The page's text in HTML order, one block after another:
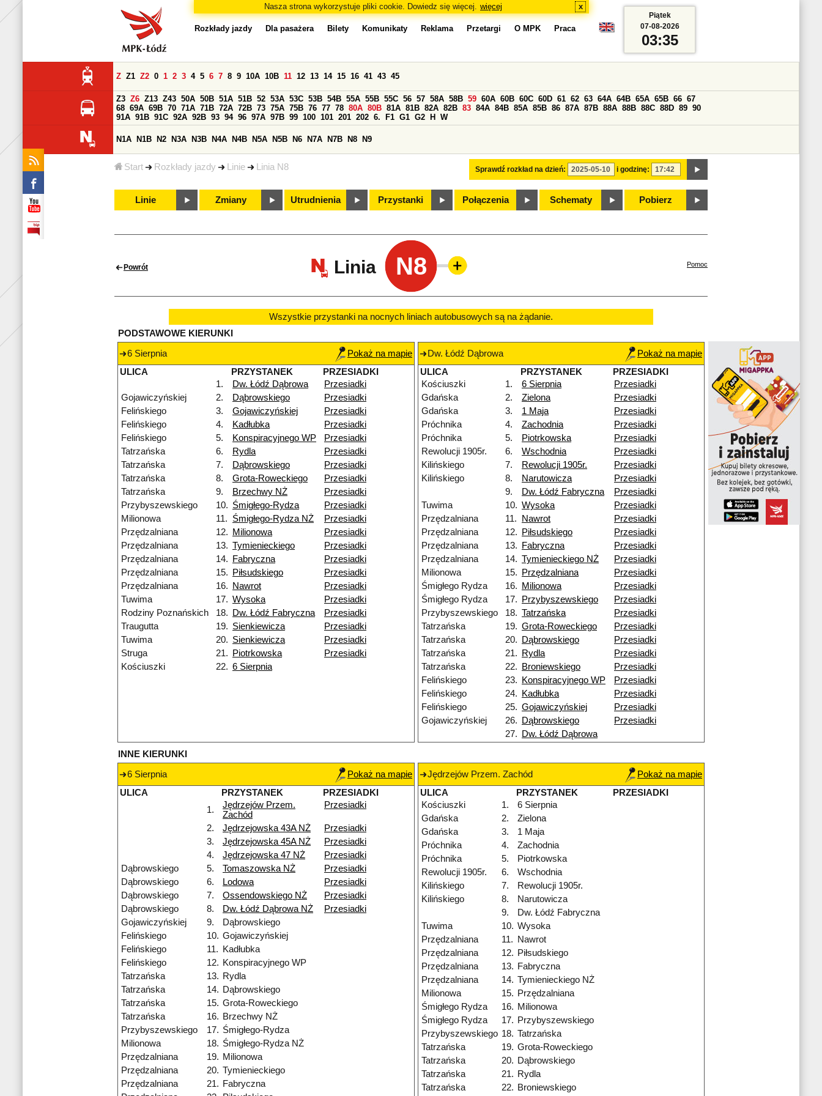
Nasza strona wykorzystuje pliki cookie. Dowiedz się więcej. więcej x
Start Rozkłady jazdy Linie Linia N8
Rozkłady jazdy Dla pasażera Bilety Komunikaty Reklama Przetargi O MPK Praca
Sprawdź rozkład na dzień: i godzinę:
Z Z1 Z2 0 1 2 3 4 5 6 7 8 9 10A 10B 11 12 13 14 15 16 41 43 45
Z3 Z6 Z13 Z43 50A 50B 51A 51B 52 53A 53C 53B 54B 55A 55B 55C 56 57 58A 58B 59 60A 60B 60C 60D 61 62 63 64A 64B 65A 65B 66 67
68 69A 69B 70 71A 71B 72A 72B 73 75A 75B 76 77 78 80A 80B 81A 81B 82A 82B 83 84A 84B 85A 85B 86 87A 87B 88A 88B 88C 88D 89 90
91A 91B 91C 92A 92B 93 94 96 97A 97B 99 100 101 201 202 6. F1 G1 G2 H W
N1A N1B N2 N3A N3B N4A N4B N5A N5B N6 N7A N7B N8 N9
Linie Zmiany Utrudnienia Przystanki Połączenia Schematy Pobierz
Piątek
07-08-2026
03:35
Powrót Linia N8 Pomoc
Wszystkie przystanki na nocnych liniach autobusowych są na żądanie.
PODSTAWOWE KIERUNKI
6 Sierpnia
Pokaż na mapie
ULICA
PRZYSTANEK
PRZESIADKI
1.
Dw. Łódź Dąbrowa
Przesiadki
Gojawiczyńskiej
2. Dąbrowskiego
Przesiadki
Felińskiego
3. Gojawiczyńskiej
Przesiadki
Felińskiego
4. Kadłubka
Przesiadki
Felińskiego
5. Konspiracyjnego WP
Przesiadki
Tatrzańska
6. Rydla
Przesiadki
Tatrzańska
7. Dąbrowskiego
Przesiadki
Tatrzańska
8. Grota-Roweckiego
Przesiadki
Tatrzańska
9. Brzechwy NŻ
Przesiadki
Przybyszewskiego
10. Śmigłego-Rydza
Przesiadki
Milionowa
11. Śmigłego-Rydza NŻ
Przesiadki
Przędzalniana
12. Milionowa
Przesiadki
Przędzalniana
13. Tymienieckiego
Przesiadki
Przędzalniana
14. Fabryczna
Przesiadki
Przędzalniana
15. Piłsudskiego
Przesiadki
Przędzalniana
16. Nawrot
Przesiadki
Tuwima
17. Wysoka
Przesiadki
Rodziny Poznańskich
18. Dw. Łódź Fabryczna
Przesiadki
Traugutta
19. Sienkiewicza
Przesiadki
Tuwima
20. Sienkiewicza
Przesiadki
Struga
21. Piotrkowska
Przesiadki
Kościuszki
22. 6 Sierpnia
Dw. Łódź Dąbrowa
Pokaż na mapie
ULICA
PRZYSTANEK
PRZESIADKI
Kościuszki
1. 6 Sierpnia
Przesiadki
Gdańska
2. Zielona
Przesiadki
Gdańska
3. 1 Maja
Przesiadki
Próchnika
4. Zachodnia
Przesiadki
Próchnika
5. Piotrkowska
Przesiadki
Rewolucji 1905r.
6. Wschodnia
Przesiadki
Kilińskiego
7. Rewolucji 1905r.
Przesiadki
Kilińskiego
8. Narutowicza
Przesiadki
9.
Dw. Łódź Fabryczna
Przesiadki
Tuwima
10. Wysoka
Przesiadki
Przędzalniana
11. Nawrot
Przesiadki
Przędzalniana
12. Piłsudskiego
Przesiadki
Przędzalniana
13. Fabryczna
Przesiadki
Przędzalniana
14. Tymienieckiego NŻ
Przesiadki
Milionowa
15. Przędzalniana
Przesiadki
Śmigłego Rydza
16. Milionowa
Przesiadki
Śmigłego Rydza
17. Przybyszewskiego
Przesiadki
Przybyszewskiego
18. Tatrzańska
Przesiadki
Tatrzańska
19. Grota-Roweckiego
Przesiadki
Tatrzańska
20. Dąbrowskiego
Przesiadki
Tatrzańska
21. Rydla
Przesiadki
Tatrzańska
22. Broniewskiego
Przesiadki
Felińskiego
23. Konspiracyjnego WP
Przesiadki
Felińskiego
24. Kadłubka
Przesiadki
Felińskiego
25. Gojawiczyńskiej
Przesiadki
Gojawiczyńskiej
26. Dąbrowskiego
Przesiadki
27.
Dw. Łódź Dąbrowa
INNE KIERUNKI
6 Sierpnia
Pokaż na mapie
ULICA
PRZYSTANEK
PRZESIADKI
1.
Jędrzejów Przem.
Zachód
Przesiadki
2. Jędrzejowska 43A NŻ
Przesiadki
3.
Jędrzejowska 45A NŻ
Przesiadki
4.
Jędrzejowska 47 NŻ
Przesiadki
Dąbrowskiego
5. Tomaszowska NŻ
Przesiadki
Dąbrowskiego
6. Lodowa
Przesiadki
Dąbrowskiego
7. Ossendowskiego NŻ
Przesiadki
Dąbrowskiego
8. Dw. Łódź Dąbrowa NŻ
Przesiadki
Gojawiczyńskiej
9.
Dąbrowskiego
Felińskiego
10. Gojawiczyńskiej
Felińskiego
11.
Kadłubka
Felińskiego
12. Konspiracyjnego WP
Tatrzańska
13. Rydla
Tatrzańska
14. Dąbrowskiego
Tatrzańska
15. Grota-Roweckiego
Tatrzańska
16. Brzechwy NŻ
Przybyszewskiego
17. Śmigłego-Rydza
Milionowa
18. Śmigłego-Rydza NŻ
Przędzalniana
19. Milionowa
Przędzalniana
20. Tymienieckiego
Przędzalniana
21. Fabryczna
Jędrzejów Przem. Zachód
Pokaż na mapie
ULICA
PRZYSTANEK
PRZESIADKI
Kościuszki
1.
6 Sierpnia
Gdańska
2.
Zielona
Gdańska
3.
1 Maja
Próchnika
4.
Zachodnia
Próchnika
5.
Piotrkowska
Rewolucji 1905r.
6.
Wschodnia
Kilińskiego
7.
Rewolucji 1905r.
Kilińskiego
8.
Narutowicza
9.
Dw. Łódź Fabryczna
Tuwima
10. Wysoka
Przędzalniana
11.
Nawrot
Przędzalniana
12. Piłsudskiego
Przędzalniana
13. Fabryczna
Przędzalniana
14. Tymienieckiego NŻ
Milionowa
15. Przędzalniana
Śmigłego Rydza
16. Milionowa
Śmigłego Rydza
17. Przybyszewskiego
Przybyszewskiego 18. Tatrzańska
Tatrzańska
19. Grota-Roweckiego
Tatrzańska
20. Dąbrowskiego
Tatrzańska
21. Rydla
Tatrzańska
22. Broniewskiego